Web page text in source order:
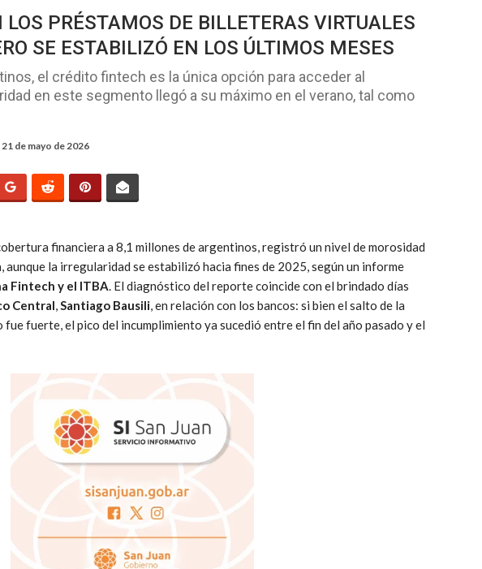
PRÉSTAMOS DE BILLETERAS VIRTUALES
SE ESTABILIZÓ EN LOS ÚLTIMOS MESES
el crédito fintech es la única opción para acceder al
en este segmento llegó a su máximo en el verano, tal como
de mayo de 2026
financiera a 8,1 millones de argentinos, registró un nivel de morosidad
aunque la irregularidad se estabilizó hacia fines de 2025, según un informe
Fintech y el ITBA. El diagnóstico del reporte coincide con el brindado días
Central,Santiago Bausili, en relación con los bancos: si bien el salto de la
fuerte, el pico del incumplimiento ya sucedió entre el fin del año pasado y el